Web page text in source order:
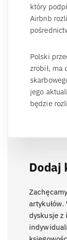
który
Airbnb
Polski
zrobił, ma
jego
będzie
Dodaj
artykułów.
dyskusje z